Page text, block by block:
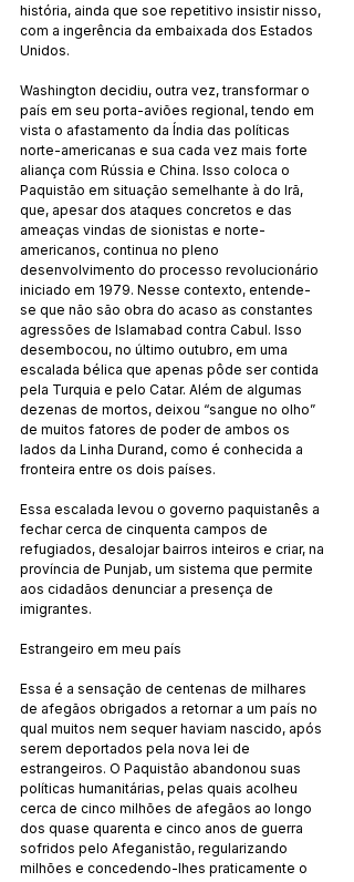
história, ainda que soe repetitivo insistir nisso,
com a ingerência da embaixada dos Estados
Unidos.
Washington decidiu, outra vez, transformar o
país em seu porta-aviões regional, tendo em
vista o afastamento da Índia das políticas
norte-americanas e sua cada vez mais forte
aliança com Rússia e China. Isso coloca o
Paquistão em situação semelhante à do Irã,
que, apesar dos ataques concretos e das
ameaças vindas de sionistas e norte-
americanos, continua no pleno
desenvolvimento do processo revolucionário
iniciado em 1979. Nesse contexto, entende-
se que não são obra do acaso as constantes
agressões de Islamabad contra Cabul. Isso
desembocou, no último outubro, em uma
escalada bélica que apenas pôde ser contida
pela Turquia e pelo Catar. Além de algumas
dezenas de mortos, deixou “sangue no olho”
de muitos fatores de poder de ambos os
lados da Linha Durand, como é conhecida a
fronteira entre os dois países.
Essa escalada levou o governo paquistanês a
fechar cerca de cinquenta campos de
refugiados, desalojar bairros inteiros e criar, na
província de Punjab, um sistema que permite
aos cidadãos denunciar a presença de
imigrantes.
Estrangeiro em meu país
Essa é a sensação de centenas de milhares
de afegãos obrigados a retornar a um país no
qual muitos nem sequer haviam nascido, após
serem deportados pela nova lei de
estrangeiros. O Paquistão abandonou suas
políticas humanitárias, pelas quais acolheu
cerca de cinco milhões de afegãos ao longo
dos quase quarenta e cinco anos de guerra
sofridos pelo Afeganistão, regularizando
milhões e concedendo-lhes praticamente o